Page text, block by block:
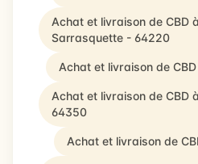
Achat et livraison de CBD
Sarrasquette - 64220
Achat et livraison de
Achat et livraison de CBD
64350
Achat et livraison de